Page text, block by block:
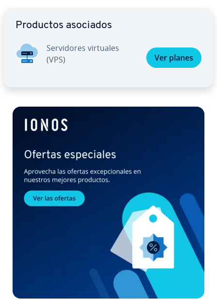
Productos asociados
Se­r­vi­do­res virtuales
(VPS)
Ver planes